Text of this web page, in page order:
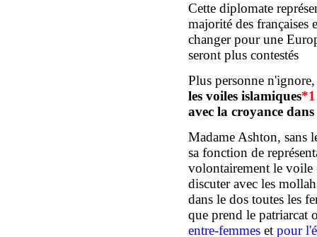
Cette diplomate
majorité des françaises
changer pour une
seront plus contestés
Plus personne
les voiles islamiques*
avec la croyance
Madame Ashton, sans
sa fonction de
volontairement le
discuter avec les
dans le dos toutes les
que prend le patriarcat
entre-femmes et pour